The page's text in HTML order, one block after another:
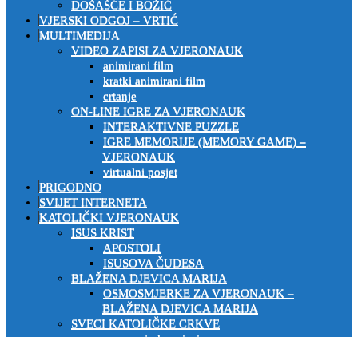
DOŠAŠĆE I BOŽIĆ
VJERSKI ODGOJ – VRTIĆ
MULTIMEDIJA
VIDEO ZAPISI ZA VJERONAUK
animirani film
kratki animirani film
crtanje
ON-LINE IGRE ZA VJERONAUK
INTERAKTIVNE PUZZLE
IGRE MEMORIJE (MEMORY GAME) –
VJERONAUK
virtualni posjet
PRIGODNO
SVIJET INTERNETA
KATOLIČKI VJERONAUK
ISUS KRIST
APOSTOLI
ISUSOVA ČUDESA
BLAŽENA DJEVICA MARIJA
OSMOSMJERKE ZA VJERONAUK –
BLAŽENA DJEVICA MARIJA
SVECI KATOLIČKE CRKVE